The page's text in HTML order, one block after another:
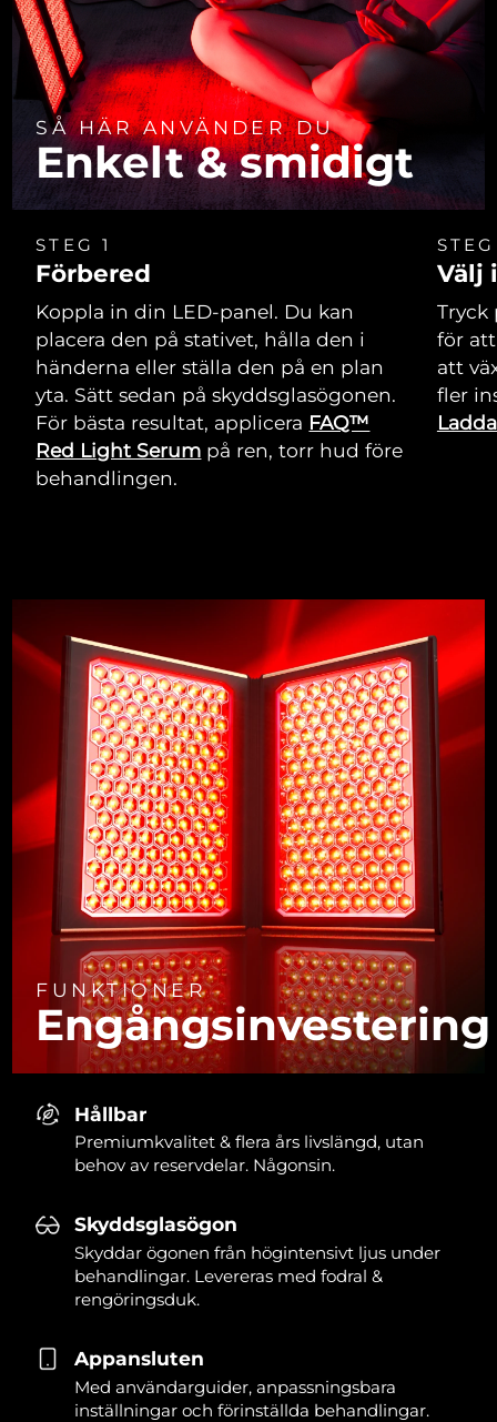
SÅ HÄR ANVÄNDER DU
Enkelt & smidigt
STEG 1
Förbered
Koppla in din LED-panel. Du kan
placera den på stativet, hålla den i
händerna eller ställa den på en plan
yta. Sätt sedan på skyddsglasögonen.
För bästa resultat, applicera FAQ™
Red Light Serum på ren, torr hud före
behandlingen.
Välj
Tryck
för
att
fler
FUNKTIONER
Engångsinvestering
Hållbar
Premiumkvalitet & flera års livslängd, utan
behov av reservdelar. Någonsin.
Skyddsglasögon
Skyddar ögonen från högintensivt ljus under
behandlingar. Levereras med fodral &
rengöringsduk.
Appansluten
Med användarguider, anpassningsbara
inställningar och förinställda behandlingar.